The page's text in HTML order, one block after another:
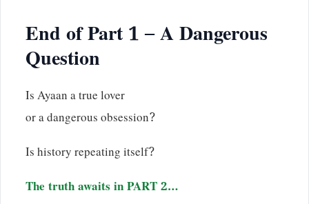
End of Part 1 – A Dangerous
Question
Is Ayaan a true lover
or a dangerous obsession?
Is history repeating itself?
The truth awaits in PART 2…